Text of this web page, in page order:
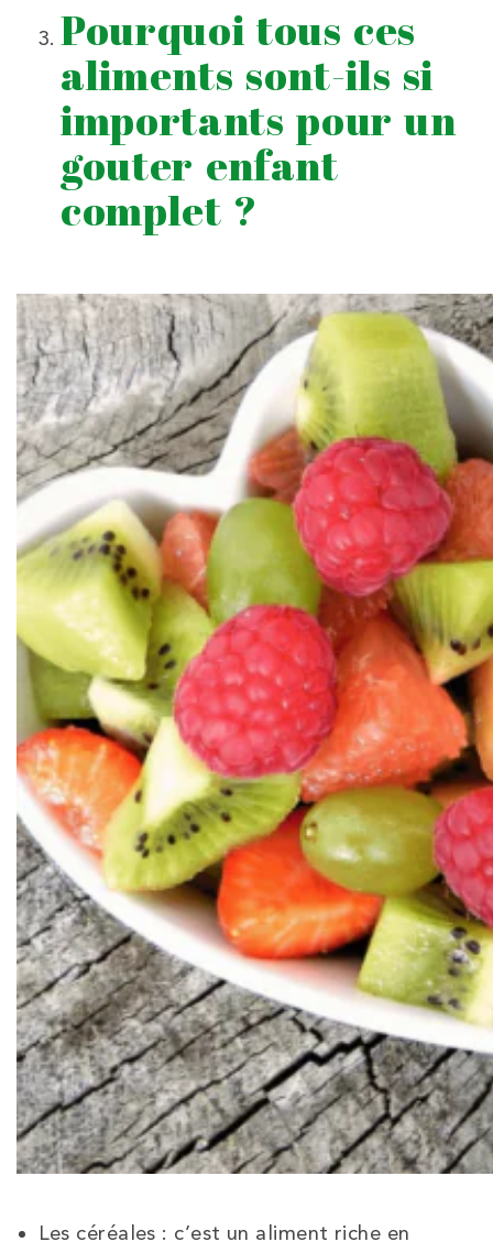
Pourquoi tous ces
aliments sont-ils si
importants pour un
gouter enfant
complet ?
Les céréales : c’est un aliment riche en